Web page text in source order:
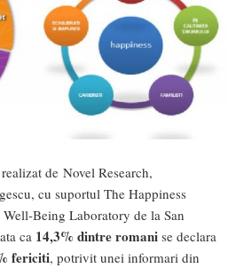
de Novel Research,
cu suportul The Happiness
Being Laboratory de la San
ca 14,3% dintre romani se declara
fericiti, potrivit unei informari din